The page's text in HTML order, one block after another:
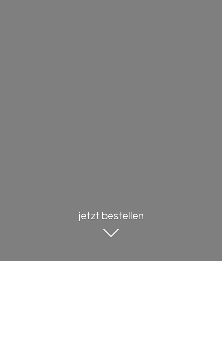
jetzt bestellen